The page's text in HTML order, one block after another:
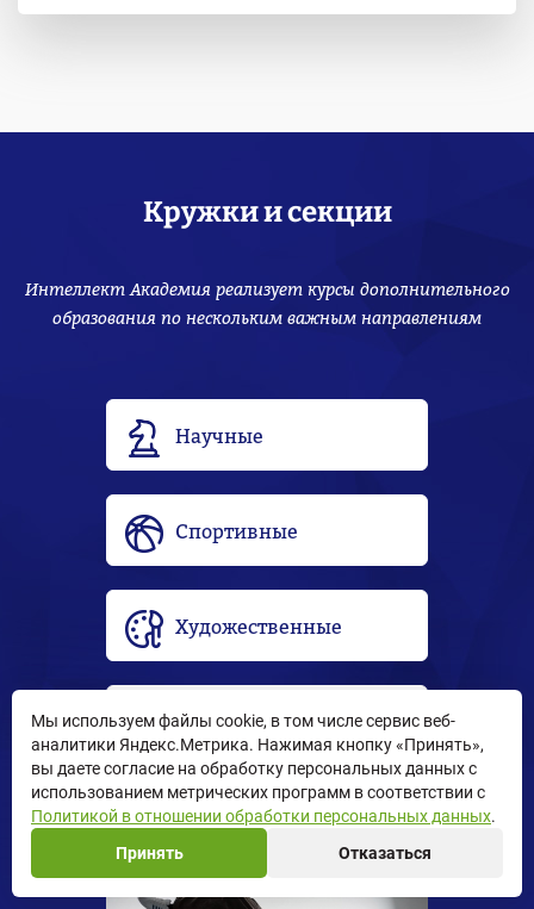
Кружки и секции
Интеллект Академия реализует курсы дополнительного
образования по нескольким важным направлениям
Научные
Спортивные
Художественные
Технические
Все направления
Мы используем файлы cookie, в том числе сервис веб-
аналитики Яндекс.Метрика. Нажимая кнопку «Принять»,
вы даете согласие на обработку персональных данных с
использованием метрических программ в соответствии с
Политикой в отношении обработки персональных данных.
Принять
Отказаться